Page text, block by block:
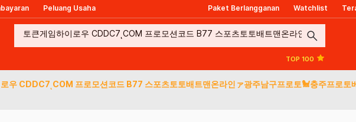
Peluang Usaha Paket Berlangganan Watchlist
search
TOP 100
우 CDDC7ͺCOM 프로모션코드 B77 스포츠토토배트맨온라인ァ광주남구프로토🐩충주프로